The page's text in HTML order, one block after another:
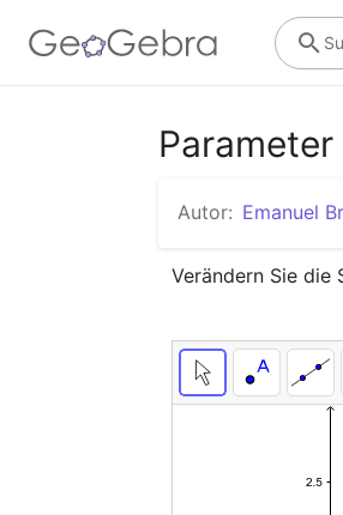
Autor: Emanuel
Verändern Sie die